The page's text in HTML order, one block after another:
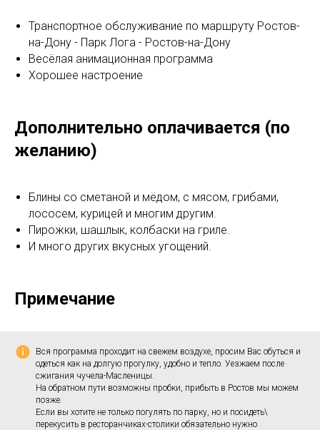
Транспортное обслуживание по маршруту Ростов-
на-Дону - Парк Лога - Ростов-на-Дону
Весёлая анимационная программа
Хорошее настроение
Дополнительно оплачивается (по
желанию)
Блины со сметаной и мёдом, с мясом, грибами,
лососем, курицей и многим другим.
Пирожки, шашлык, колбаски на гриле.
И много других вкусных угощений.
Примечание
Вся программа проходит на свежем воздухе, просим Вас обуться и
одеться как на долгую прогулку, удобно и тепло. Уезжаем после
сжигания чучела-Масленицы.
На обратном пути возможны пробки, прибыть в Ростов мы можем
позже.
Если вы хотите не только погулять по парку, но и посидеть\
перекусить в ресторанчиках-столики обязательно нужно